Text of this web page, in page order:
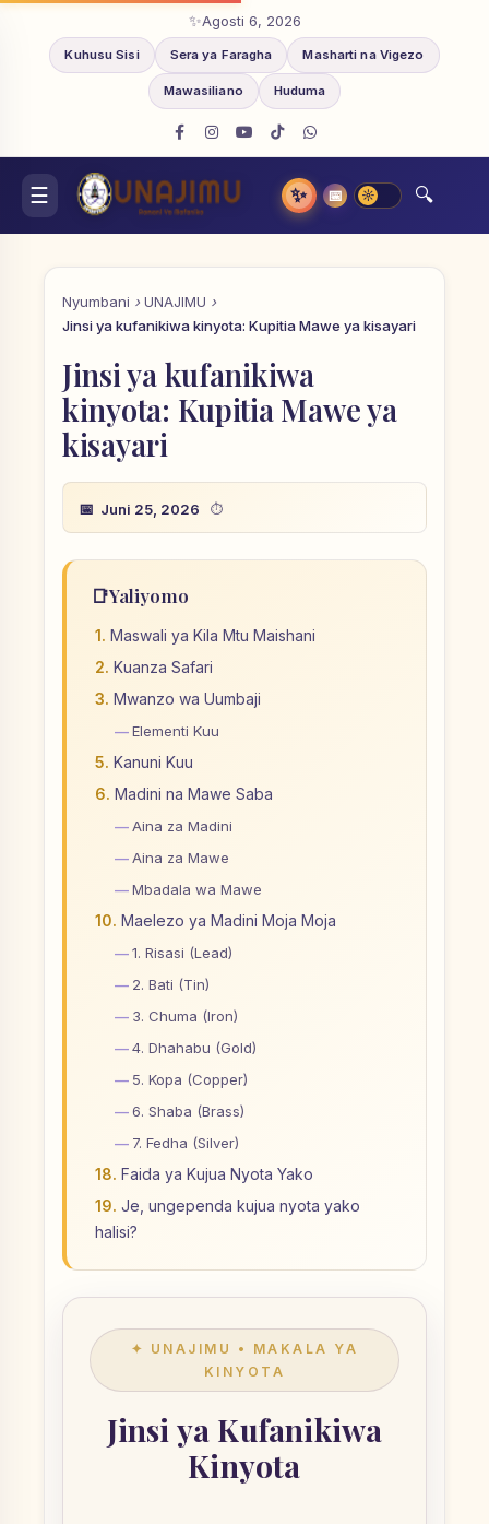
Agosti 6, 2026
Kuhusu Sisi Sera ya Faragha Masharti na Vigezo
Mawasiliano Huduma
✨ 📅
Nyumbani
UNAJIMU
Jinsi ya kufanikiwa kinyota: Kupitia Mawe ya kisayari
Jinsi ya kufanikiwa
kinyota: Kupitia Mawe ya
kisayari
Juni 25, 2026
📑Yaliyomo
Maswali ya Kila Mtu Maishani
Kuanza Safari
Mwanzo wa Uumbaji
Elementi Kuu
Kanuni Kuu
Madini na Mawe Saba
Aina za Madini
Aina za Mawe
Mbadala wa Mawe
Maelezo ya Madini Moja Moja
1. Risasi (Lead)
2. Bati (Tin)
3. Chuma (Iron)
4. Dhahabu (Gold)
5. Kopa (Copper)
6. Shaba (Brass)
7. Fedha (Silver)
Faida ya Kujua Nyota Yako
Je, ungependa kujua nyota yako
halisi?
✦ UNAJIMU • MAKALA YA
KINYOTA
Jinsi ya Kufanikiwa
Kinyota